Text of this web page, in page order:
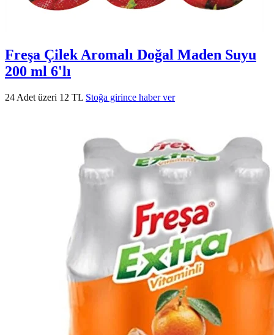
Freşa Çilek Aromalı Doğal Maden Suyu
200 ml 6'lı
24 Adet üzeri 12 TL Stoğa girince haber ver